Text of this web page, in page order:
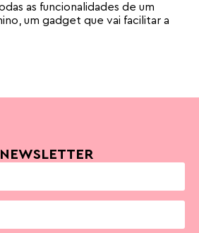
as funcionalidades de um
um gadget que vai facilitar a